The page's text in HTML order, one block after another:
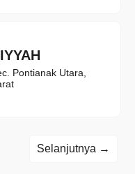
Pontianak Utara,
Selanjutnya →